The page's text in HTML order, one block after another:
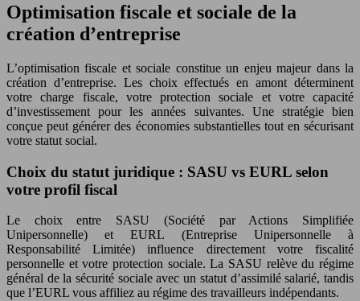
Optimisation fiscale et sociale de la
création d’entreprise
L’optimisation fiscale et sociale constitue un enjeu majeur dans la
création d’entreprise. Les choix effectués en amont déterminent
votre charge fiscale, votre protection sociale et votre capacité
d’investissement pour les années suivantes. Une stratégie bien
conçue peut générer des économies substantielles tout en sécurisant
votre statut social.
Choix du statut juridique : SASU vs EURL selon
votre profil fiscal
Le choix entre SASU (Société par Actions Simplifiée
Unipersonnelle) et EURL (Entreprise Unipersonnelle à
Responsabilité Limitée) influence directement votre fiscalité
personnelle et votre protection sociale. La SASU relève du régime
général de la sécurité sociale avec un statut d’assimilé salarié, tandis
que l’EURL vous affiliez au régime des travailleurs indépendants.